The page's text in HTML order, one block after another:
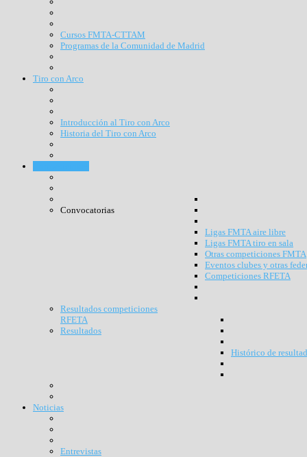
Cursos FMTA-CTTAM
Programas de la Comunidad de Madrid
Tiro con Arco
Introducción al Tiro con Arco
Historia del Tiro con Arco
Convocatorias
Ligas FMTA aire libre
Ligas FMTA tiro en sala
Otras competiciones FMTA
Eventos clubes y otras
Competiciones RFETA
Resultados competiciones
RFETA
Resultados
Histórico de
Noticias
Entrevistas